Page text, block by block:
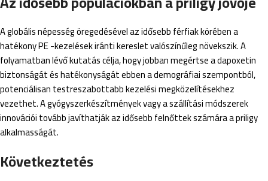
A globális népesség öregedésével az idősebb férfiak körében a
hatékony PE -kezelések iránti kereslet valószínűleg növekszik. A
folyamatban lévő kutatás célja, hogy jobban megértse a dapoxetin
biztonságát és hatékonyságát ebben a demográfiai szempontból,
potenciálisan testreszabottabb kezelési megközelítésekhez
vezethet. A gyógyszerkészítmények vagy a szállítási módszerek
innovációi tovább javíthatják az idősebb felnőttek számára a priligy
alkalmasságát.
Következtetés